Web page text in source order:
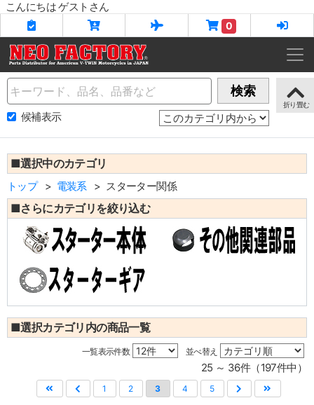
こんにちは ゲストさん
0
Name 検索
候補表示
■選択中のカテゴリ
トップ 電装系 スターター関係
■さらにカテゴリを絞り込む
■選択カテゴリ内の商品一覧
一覧表示件数 並べ替え
25 ～ 36件（197件中）
1 2 3 4 5